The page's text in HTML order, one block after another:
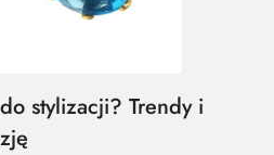
stylizacji? Trendy i